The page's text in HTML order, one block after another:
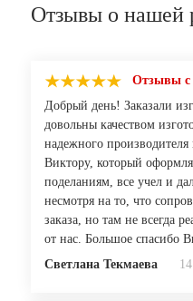
Отзывы о нашей
Отзывы с
Добрый день! Заказали
довольны качеством
надежного
Виктору, который
поделаниям, все учел и
несмотря на то, что
заказа, но там не всегда
от нас. Большое спасибо
Светлана Текмаева